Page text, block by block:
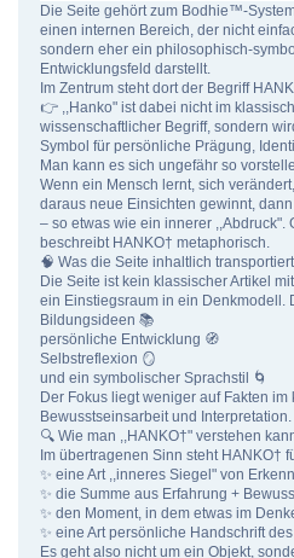
Die Seite gehört zum Bodhie™-
einen internen Bereich, der nicht
sondern eher ein philosophisch-
Entwicklungsfeld darstellt.
Im Zentrum steht dort der Begriff
👉 ,,Hanko" ist dabei nicht im
wissenschaftlicher Begriff, sondern
Symbol für persönliche Prägung,
Man kann es sich ungefähr so
Wenn ein Mensch lernt, sich
daraus neue Einsichten gewinnt,
– so etwas wie ein innerer ,,Abdruck".
beschreibt HANKO† metaphorisch.
🧠 Was die Seite inhaltlich transportiert
Die Seite ist kein klassischer Artikel
ein Einstiegsraum in ein Denkmodell.
Bildungsideen 📚
persönliche Entwicklung 🧭
Selbstreflexion 🪞
und ein symbolischer Sprachstil 🌀
Der Fokus liegt weniger auf Fakten
Bewusstseinsarbeit und Interpretation.
🔍 Wie man ,,HANKO†" verstehen
Im übertragenen Sinn steht HANKO†
✨ eine Art ,,inneres Siegel" von
✨ die Summe aus Erfahrung +
✨ den Moment, in dem etwas im
✨ eine Art persönliche Handschrift
Es geht also nicht um ein Objekt,